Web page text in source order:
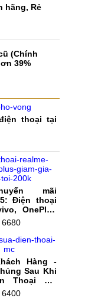
hãng, Rẻ
(Chính
39%
thoại tại
mãi
Điện thoại
OnePlus
tới 200K
6680
Hàng -
Sau Khi
Thoại Tại
6400